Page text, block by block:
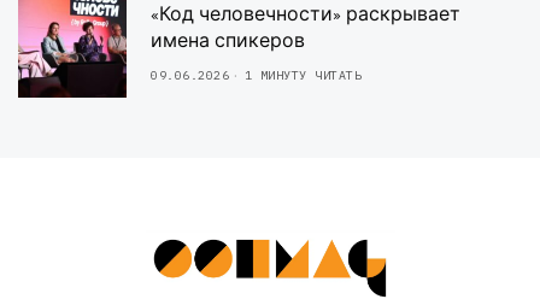
«Код человечности» раскрывает
имена спикеров
09.06.2026 1 МИНУТУ ЧИТАТЬ